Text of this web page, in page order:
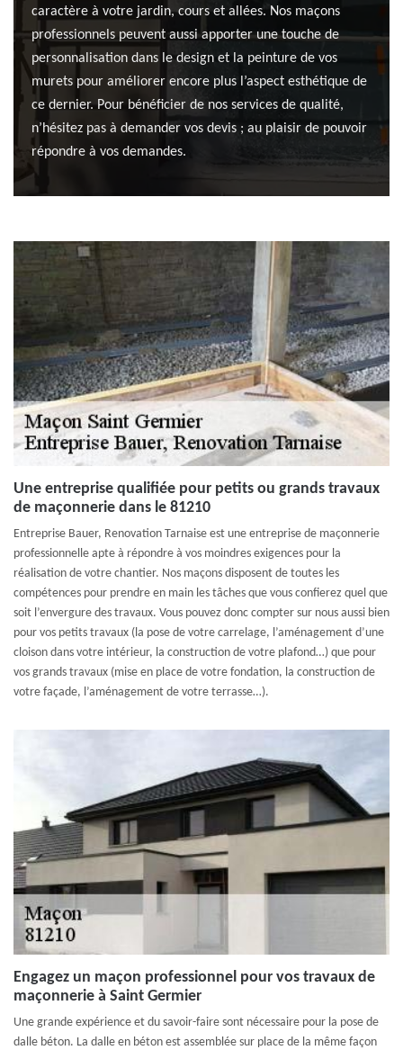
caractère à votre jardin, cours et allées. Nos maçons
professionnels peuvent aussi apporter une touche de
personnalisation dans le design et la peinture de vos
murets pour améliorer encore plus l’aspect esthétique de
ce dernier. Pour bénéficier de nos services de qualité,
n’hésitez pas à demander vos devis ; au plaisir de pouvoir
répondre à vos demandes.
Une entreprise qualifiée pour petits ou grands travaux
de maçonnerie dans le 81210
Entreprise Bauer, Renovation Tarnaise est une entreprise de maçonnerie
professionnelle apte à répondre à vos moindres exigences pour la
réalisation de votre chantier. Nos maçons disposent de toutes les
compétences pour prendre en main les tâches que vous confierez quel que
soit l’envergure des travaux. Vous pouvez donc compter sur nous aussi bien
pour vos petits travaux (la pose de votre carrelage, l’aménagement d’une
cloison dans votre intérieur, la construction de votre plafond…) que pour
vos grands travaux (mise en place de votre fondation, la construction de
votre façade, l’aménagement de votre terrasse…).
Engagez un maçon professionnel pour vos travaux de
maçonnerie à Saint Germier
Une grande expérience et du savoir-faire sont nécessaire pour la pose de
dalle béton. La dalle en béton est assemblée sur place de la même façon